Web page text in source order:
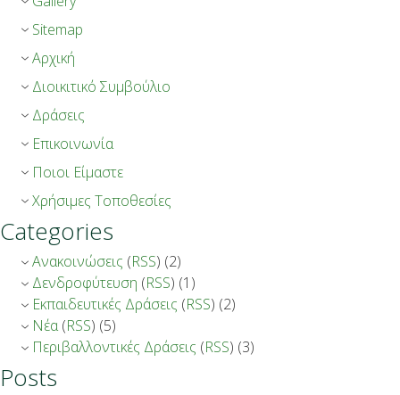
Sitemap
Αρχική
Διοικιτικό Συμβούλιο
Δράσεις
Επικοινωνία
Ποιοι Είμαστε
Χρήσιμες Τοποθεσίες
Categories
Ανακοινώσεις (RSS) (2)
Δενδροφύτευση (RSS) (1)
Εκπαιδευτικές Δράσεις (RSS) (2)
Νέα(RSS) (5)
Περιβαλλοντικές Δράσεις (RSS) (3)
Posts